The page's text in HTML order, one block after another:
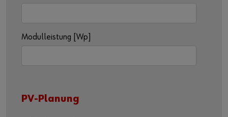
Modulleistung [Wp]
PV-Planung